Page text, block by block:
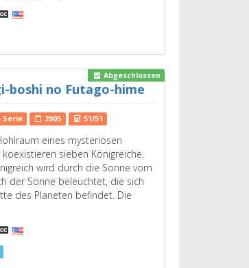
Abgeschlossen
boshi no Futago-hime
Serie 2005 51/51
eines mysteriösen
koexistieren sieben Königreiche.
wird durch die Sonne vom
der Sonne beleuchtet, die sich
des Planeten befindet. Die